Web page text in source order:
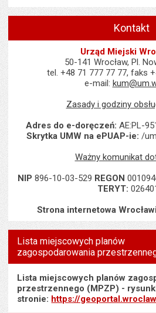
Kontakt
Urząd Miejski
50-141 Wrocław, Pl.
tel. +48 71 777 77 77, faks
e-mail:
Zasady i godziny
Adres do e-doręczeń: AE:PL-
Skrytka UMW na ePUAP-ie: /
Ważny komunikat
NIP 896-10-03-529 REGON
TERYT:
Strona internetowa
Lista miejscowych planów
zagospodarowania
Lista miejscowych planów
przestrzennego (MPZP) -
stronie: https://